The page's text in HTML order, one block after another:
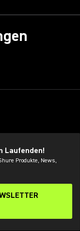
Laufenden!
Produkte, News,